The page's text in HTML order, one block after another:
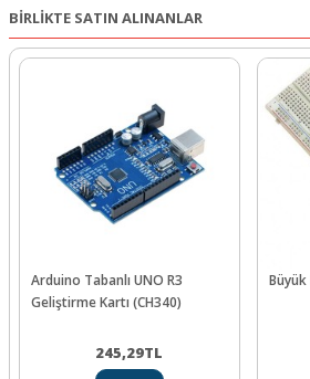
BİRLİKTE SATIN ALINANLAR
Arduino Tabanlı UNO R3
Geliştirme Kartı (CH340)
245,29TL